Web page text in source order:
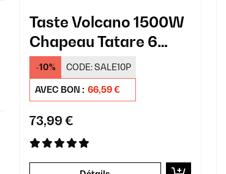
Taste Volcano 1500W
Chapeau Tatare 6
Personnes​ Noir
-10% CODE:SALE10P
AVEC BON : 66,59 €
73,99 €